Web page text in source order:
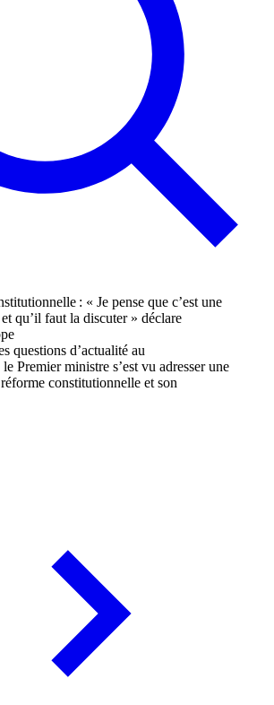
questions d’actualité au
Premier ministre s’est vu adresser une
constitutionnelle et son